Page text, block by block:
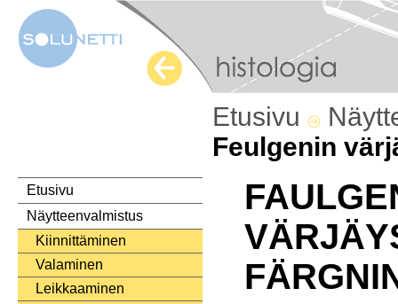
Etusivu
Feulgenin
Etusivu
Näytteenvalmistus
Kiinnittäminen
Valaminen
Leikkaaminen